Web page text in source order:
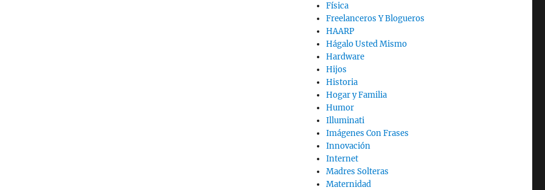
Física
Freelanceros Y Blogueros
HAARP
Hágalo Usted Mismo
Hardware
Hijos
Historia
Hogar y Familia
Humor
Illuminati
Imágenes Con Frases
Innovación
Internet
Madres Solteras
Maternidad